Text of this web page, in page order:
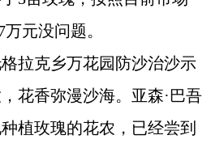
元没问题。
拉克乡万花园防沙治沙示
花香弥漫沙海。亚森·巴吾
植玫瑰的花农，已经尝到